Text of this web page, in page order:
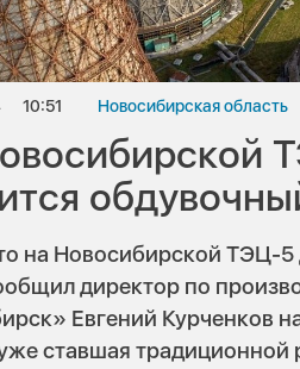
10:51 Новосибирская область
на Новосибирской ТЭЦ-5
директор по
Евгений Курченков
ставшая традиционной